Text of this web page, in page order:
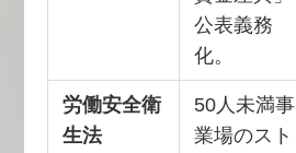
公表義務
化。
労働安全衛
生法
50人未満事
業場のスト